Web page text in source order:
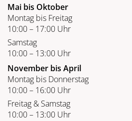
Mai bis Oktober
Montag bis Freitag
10:00 – 17:00 Uhr
Samstag
10:00 – 13:00 Uhr
November bis April
Montag bis Donnerstag
10:00 – 16:00 Uhr
Freitag & Samstag
10:00 – 13:00 Uhr